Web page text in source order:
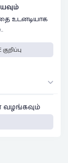
உடனடியாக
குறிப்பு
வழங்கவும்